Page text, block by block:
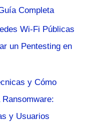
Completa
Wi-Fi Públicas
un Pentesting en
y Cómo
y Usuarios